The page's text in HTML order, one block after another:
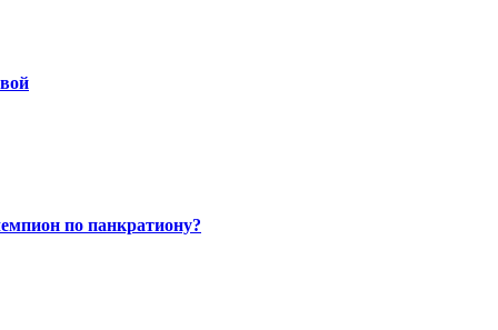
по панкратиону?